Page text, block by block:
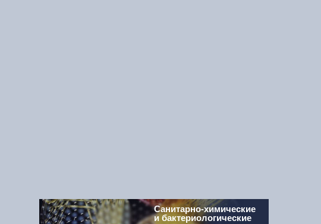
Санитарно-химические
и бактериологические